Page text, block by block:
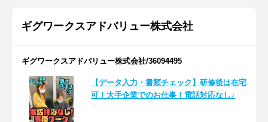
ギグワークスアドバリュー株式会社
ギグワークスアドバリュー株式会社/36094495
【データ入力・書類チェック】研修後は在宅
可！大手企業でのお仕事！電話対応なし♪